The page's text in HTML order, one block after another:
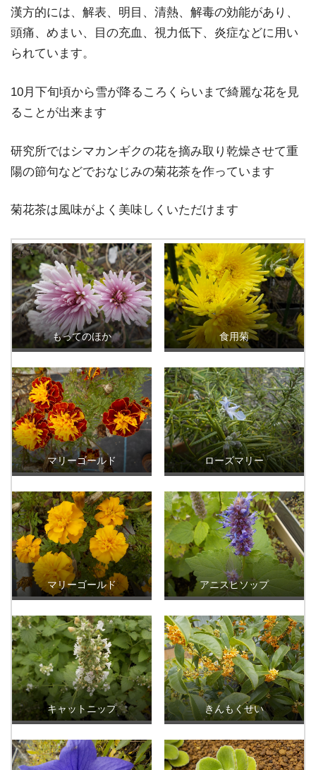
漢方的には、解表、明目、清熱、解毒の効能があり、
頭痛、めまい、目の充血、視力低下、炎症などに用い
られています。
10月下旬頃から雪が降るころくらいまで綺麗な花を見
ることが出来ます
研究所ではシマカンギクの花を摘み取り乾燥させて重
陽の節句などでおなじみの菊花茶を作っています
菊花茶は風味がよく美味しくいただけます
もってのほか 食用菊
マリーゴールド ローズマリー
マリーゴールド アニスヒソップ
キャットニップ きんもくせい